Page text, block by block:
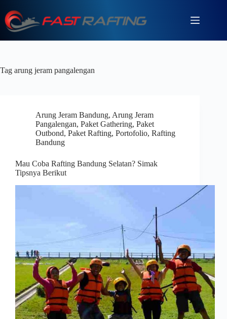
Tag arung jeram pangalengan
Arung Jeram Bandung, Arung Jeram
Pangalengan, Paket Gathering, Paket
Outbond, Paket Rafting, Portofolio, Rafting
Bandung
Mau Coba Rafting Bandung Selatan? Simak
Tipsnya Berikut